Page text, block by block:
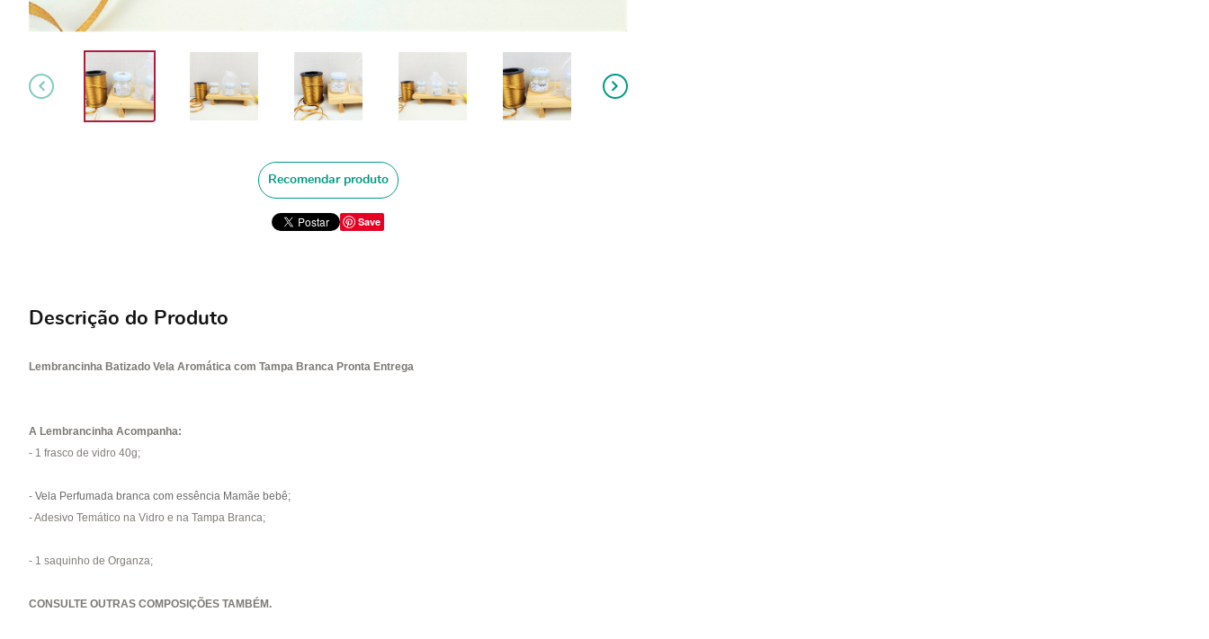
Recomendar produto
Save
Descrição do Produto
Lembrancinha Batizado Vela Aromática com Tampa Branca Pronta Entrega
A Lembrancinha Acompanha:
- 1 frasco de vidro 40g;
- Vela Perfumada branca com essência Mamãe bebê;
- Adesivo Temático na Vidro e na Tampa Branca;
- 1 saquinho de Organza;
CONSULTE OUTRAS COMPOSIÇÕES TAMBÉM.